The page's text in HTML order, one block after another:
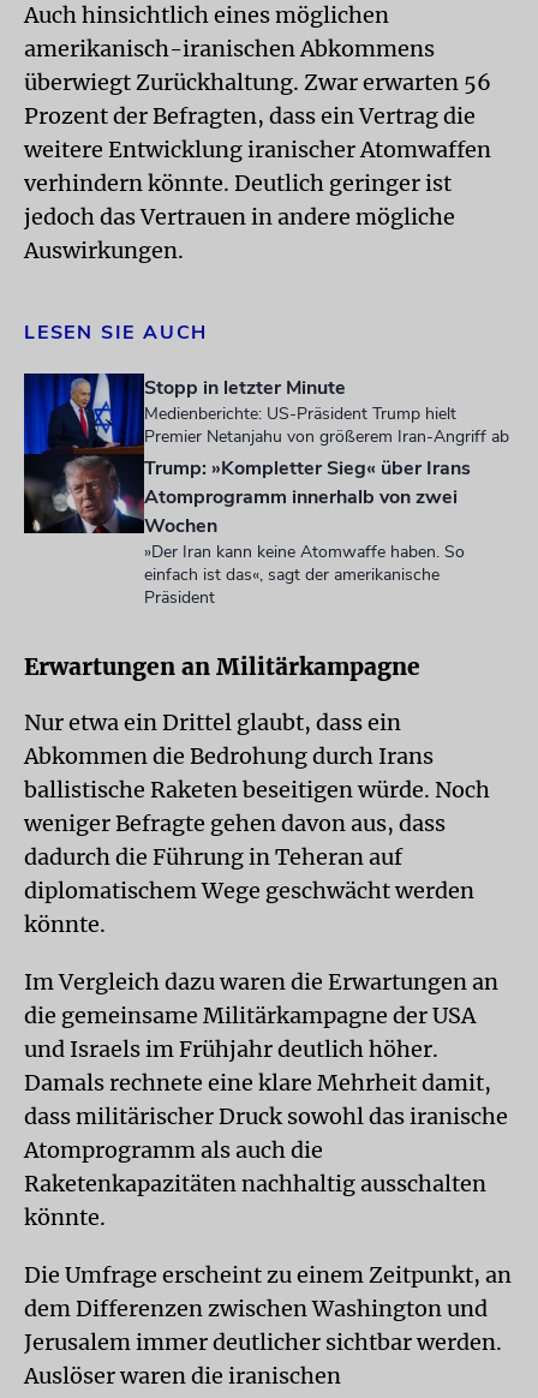
Auch hinsichtlich eines möglichen
amerikanisch-iranischen Abkommens
überwiegt Zurückhaltung. Zwar erwarten 56
Prozent der Befragten, dass ein Vertrag die
weitere Entwicklung iranischer Atomwaffen
verhindern könnte. Deutlich geringer ist
jedoch das Vertrauen in andere mögliche
Auswirkungen.
LESEN SIE AUCH
Stopp in letzter Minute
Medienberichte: US-Präsident Trump hielt
Premier Netanjahu von größerem Iran-Angriff ab
Trump: »Kompletter Sieg« über Irans
Atomprogramm innerhalb von zwei
Wochen
»Der Iran kann keine Atomwaffe haben. So
einfach ist das«, sagt der amerikanische
Präsident
Erwartungen an Militärkampagne
Nur etwa ein Drittel glaubt, dass ein
Abkommen die Bedrohung durch Irans
ballistische Raketen beseitigen würde. Noch
weniger Befragte gehen davon aus, dass
dadurch die Führung in Teheran auf
diplomatischem Wege geschwächt werden
könnte.
Im Vergleich dazu waren die Erwartungen an
die gemeinsame Militärkampagne der USA
und Israels im Frühjahr deutlich höher.
Damals rechnete eine klare Mehrheit damit,
dass militärischer Druck sowohl das iranische
Atomprogramm als auch die
Raketenkapazitäten nachhaltig ausschalten
könnte.
Die Umfrage erscheint zu einem Zeitpunkt, an
dem Differenzen zwischen Washington und
Jerusalem immer deutlicher sichtbar werden.
Auslöser waren die iranischen